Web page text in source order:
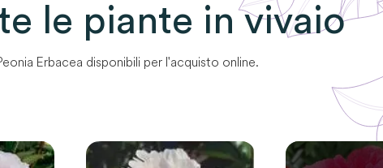
le piante in vivaio
Erbacea disponibili per l'acquisto online.
0